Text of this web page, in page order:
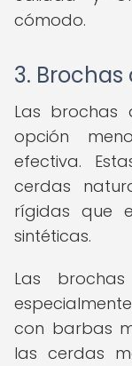
cómodo.
3.
Las
opción
efectiva.
cerdas
rígidas que
sintéticas.
Las
con barbas
las cerdas